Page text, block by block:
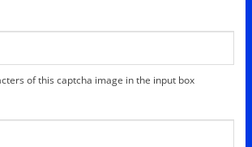
of this captcha image in the input box